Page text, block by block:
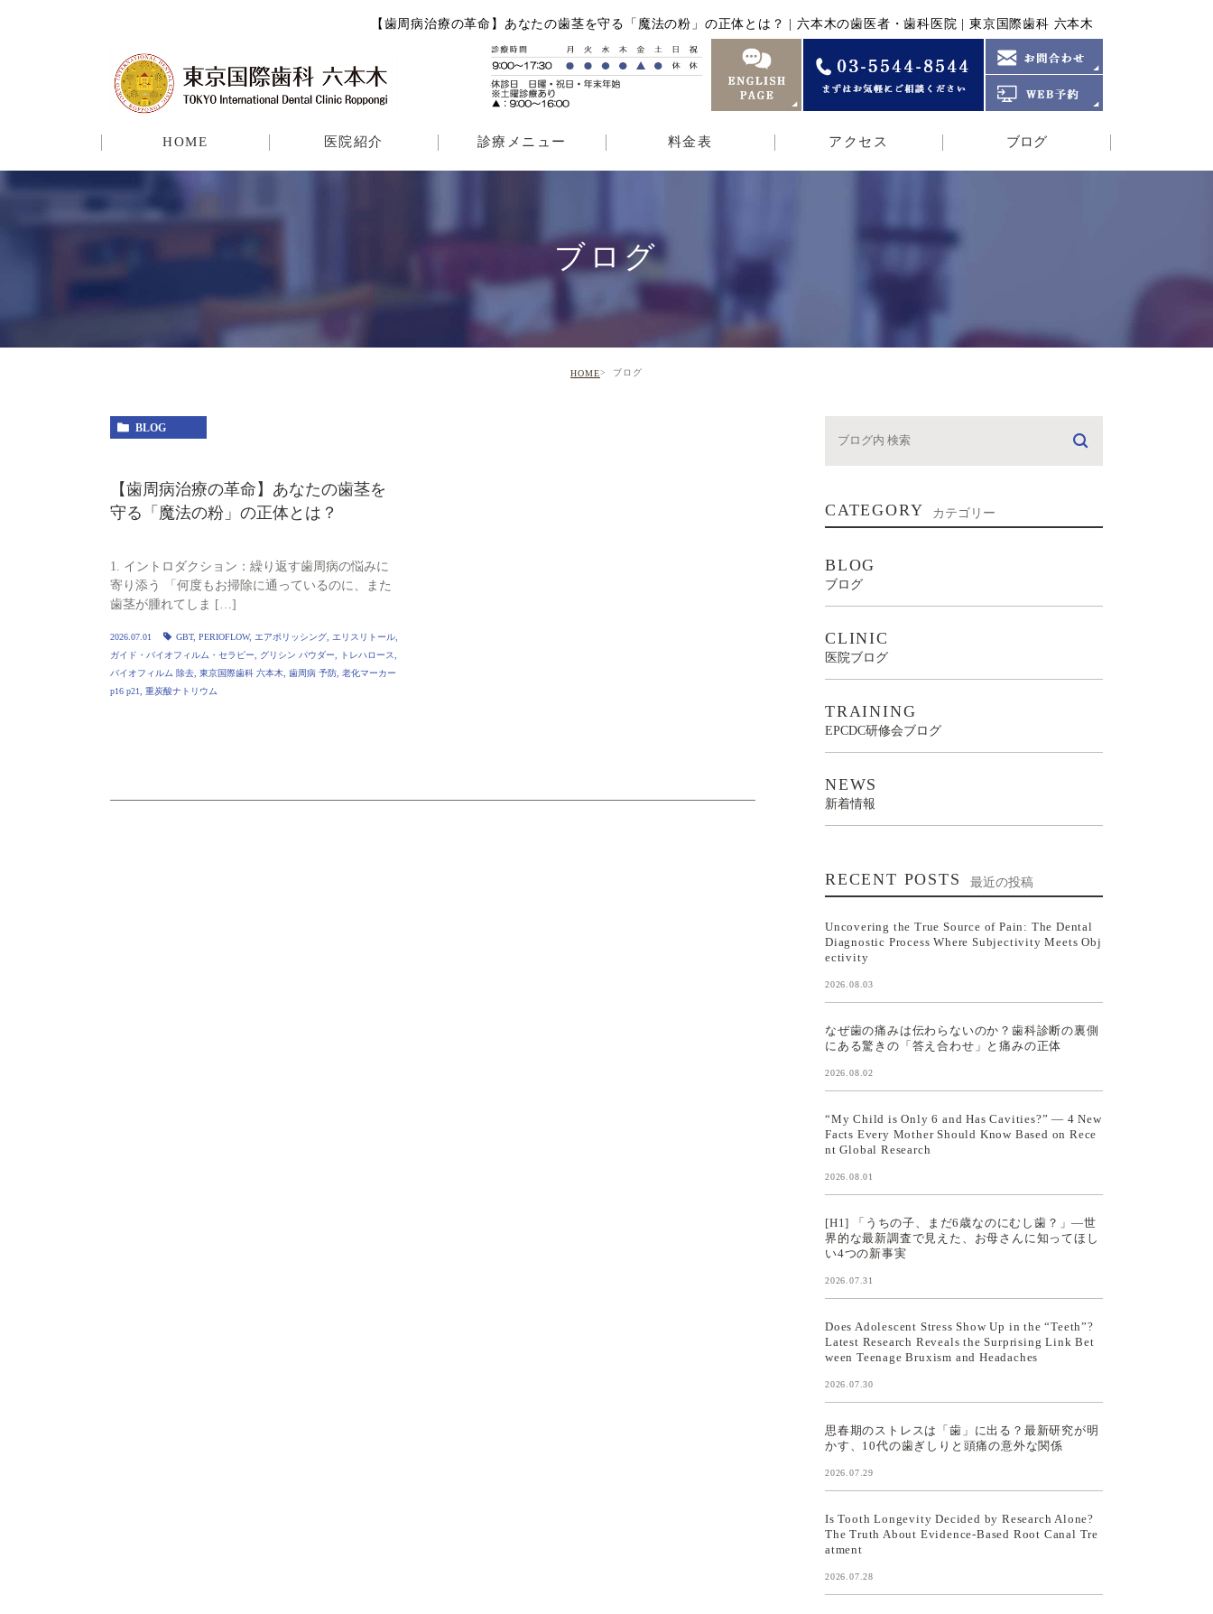
【歯周病治療の革命】あなたの歯茎を守る「魔法の粉」の正体とは？ | 六本木の歯医者・歯科医院 | 東京国際歯科 六本木
HOME 医院紹介 診療メニュー 料金表 アクセス ブログ
ブログ
HOME ブログ
BLOG
【歯周病治療の革命】あなたの歯茎を
守る「魔法の粉」の正体とは？
1. イントロダクション：繰り返す歯周病の悩みに
寄り添う 「何度もお掃除に通っているのに、また
歯茎が腫れてしま […]
2026.07.01 GBT, PERIOFLOW, エアポリッシング エリスリトール
ガイド・バイオフィルム・セラピー
グリシン パウダー トレハロース
バイオフィルム 除去 東京国際歯科 六本木 歯周病 予防 老化マーカー
p16 p21
重炭酸ナトリウム
CATEGORY カテゴリー
BLOG
ブログ
CLINIC
医院ブログ
TRAINING
EPCDC研修会ブログ
NEWS
新着情報
RECENT POSTS 最近の投稿
Uncovering the True Source of Pain: The Dental
Diagnostic Process Where Subjectivity Meets Obj
ectivity
2026.08.03
なぜ歯の痛みは伝わらないのか？歯科診断の裏側
にある驚きの「答え合わせ」と痛みの正体
2026.08.02
“My Child is Only 6 and Has Cavities?” — 4 New
Facts Every Mother Should Know Based on Rece
nt Global Research
2026.08.01
[H1] 「うちの子、まだ6歳なのにむし歯？」—世
界的な最新調査で見えた、お母さんに知ってほし
い4つの新事実
2026.07.31
Does Adolescent Stress Show Up in the “Teeth”?
Latest Research Reveals the Surprising Link Bet
ween Teenage Bruxism and Headaches
2026.07.30
思春期のストレスは「歯」に出る？最新研究が明
かす、10代の歯ぎしりと頭痛の意外な関係
2026.07.29
Is Tooth Longevity Decided by Research Alone?
The Truth About Evidence-Based Root Canal Tre
atment
2026.07.28